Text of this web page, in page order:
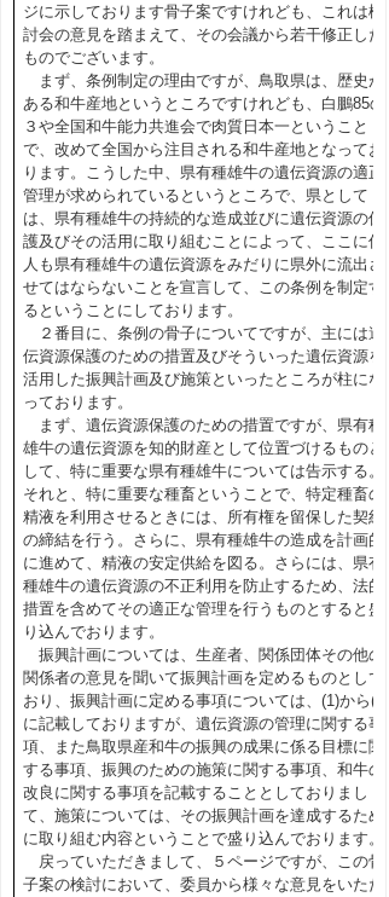
ジに示しております骨子案ですけれども、これは検
討会の意見を踏まえて、その会議から若干修正した
ものでございます。
まず、条例制定の理由ですが、鳥取県は、歴史が
ある和牛産地というところですけれども、白鵬85の
３や全国和牛能力共進会で肉質日本一ということ
で、改めて全国から注目される和牛産地となってお
ります。こうした中、県有種雄牛の遺伝資源の適正
管理が求められているというところで、県として
は、県有種雄牛の持続的な造成並びに遺伝資源の保
護及びその活用に取り組むことによって、ここに何
人も県有種雄牛の遺伝資源をみだりに県外に流出さ
せてはならないことを宣言して、この条例を制定す
るということにしております。
２番目に、条例の骨子についてですが、主には遺
伝資源保護のための措置及びそういった遺伝資源を
活用した振興計画及び施策といったところが柱にな
っております。
まず、遺伝資源保護のための措置ですが、県有種
雄牛の遺伝資源を知的財産として位置づけるものと
して、特に重要な県有種雄牛については告示する。
それと、特に重要な種畜ということで、特定種畜の
精液を利用させるときには、所有権を留保した契約
の締結を行う。さらに、県有種雄牛の造成を計画的
に進めて、精液の安定供給を図る。さらには、県有
種雄牛の遺伝資源の不正利用を防止するため、法的
措置を含めてその適正な管理を行うものとすると盛
り込んでおります。
振興計画については、生産者、関係団体その他の
関係者の意見を聞いて振興計画を定めるものとして
おり、振興計画に定める事項については、(1)から(4)
に記載しておりますが、遺伝資源の管理に関する事
項、また鳥取県産和牛の振興の成果に係る目標に関
する事項、振興のための施策に関する事項、和牛の
改良に関する事項を記載することとしておりまし
て、施策については、その振興計画を達成するため
に取り組む内容ということで盛り込んでおります。
戻っていただきまして、５ページですが、この骨
子案の検討において、委員から様々な意見をいただ